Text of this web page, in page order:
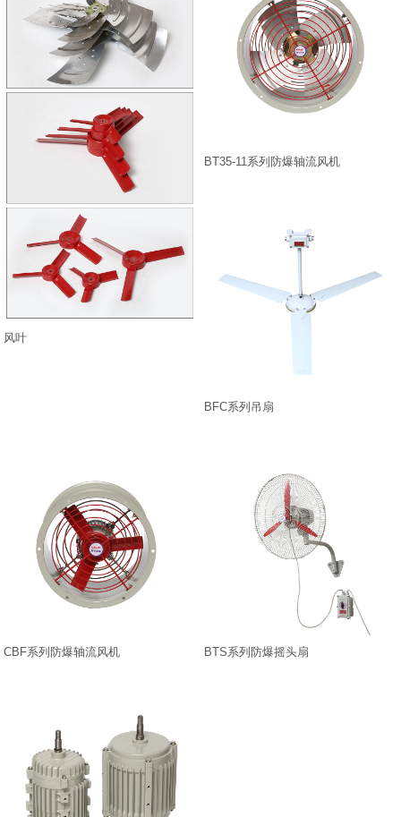
风叶
BT35-11系列防爆轴流风机
BFC系列吊扇
CBF系列防爆轴流风机 BTS系列防爆摇头扇